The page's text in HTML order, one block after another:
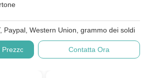
Paypal, Western Union, grammo dei soldi
Contatta Ora